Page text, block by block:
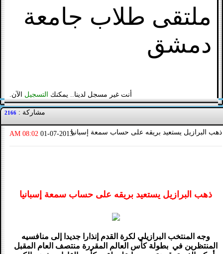
ملتقى طلاب جامعة
دمشق
أنت غير مسجل لدينا.. يمكنك التسجيل الآن.
مشاركة : 2166
ذهب البرازيل يستعيد بريقه على حساب سمعة إسبانيا01-07-2013
08:02 AM
ذهب البرازيل يستعيد بريقه على حساب سمعة إسبانيا
وجه المنتخب البرازيلي لكرة القدم إنذارا جديدا إلى منافسيه
المنتظرين في بطولة كأس العالم المقررة منتصف العام المقبل